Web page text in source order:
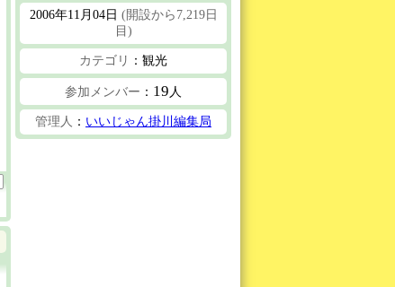
2006年11月04日 (開設から7,219日
目)
カテゴリ ：観光
参加メンバー ： 19 人
管理人 ： いいじゃん掛川編集局